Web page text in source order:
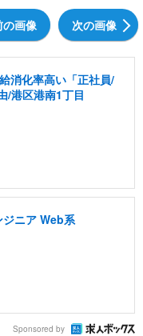
の画像 次の画像
消化率高い「正社員/
/港区港南1丁目
ニア Web系
Sponsored by